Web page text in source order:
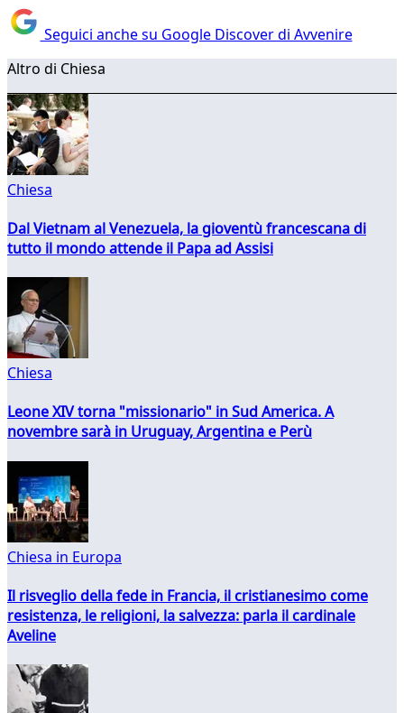
Seguici anche su Google Discover di Avvenire
Altro di Chiesa
Chiesa
Dal Vietnam al Venezuela, la gioventù francescana di
tutto il mondo attende il Papa ad Assisi
Chiesa
Leone XIV torna "missionario" in Sud America. A
novembre sarà in Uruguay, Argentina e Perù
Chiesa in Europa
Il risveglio della fede in Francia, il cristianesimo come
resistenza, le religioni, la salvezza: parla il cardinale
Aveline